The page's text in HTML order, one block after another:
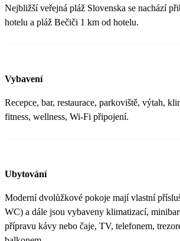
Nejbližší veřejná pláž Slovenska se nachází
hotelu a pláž Bečiči 1 km od hotelu.
Vybavení
Recepce, bar, restaurace, parkoviště, výtah,
fitness, wellness, Wi-Fi připojení.
Ubytování
Moderní dvolůžkové pokoje mají vlastní
WC) a dále jsou vybaveny klimatizací,
přípravu kávy nebo čaje, TV, telefonem,